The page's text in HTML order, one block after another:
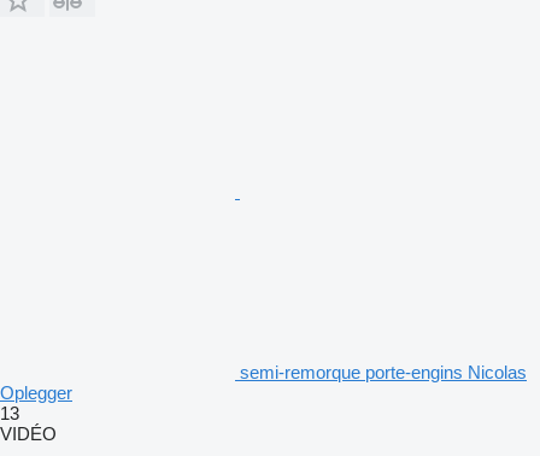
semi-remorque porte-engins Nicolas
Oplegger
13
VIDÉO